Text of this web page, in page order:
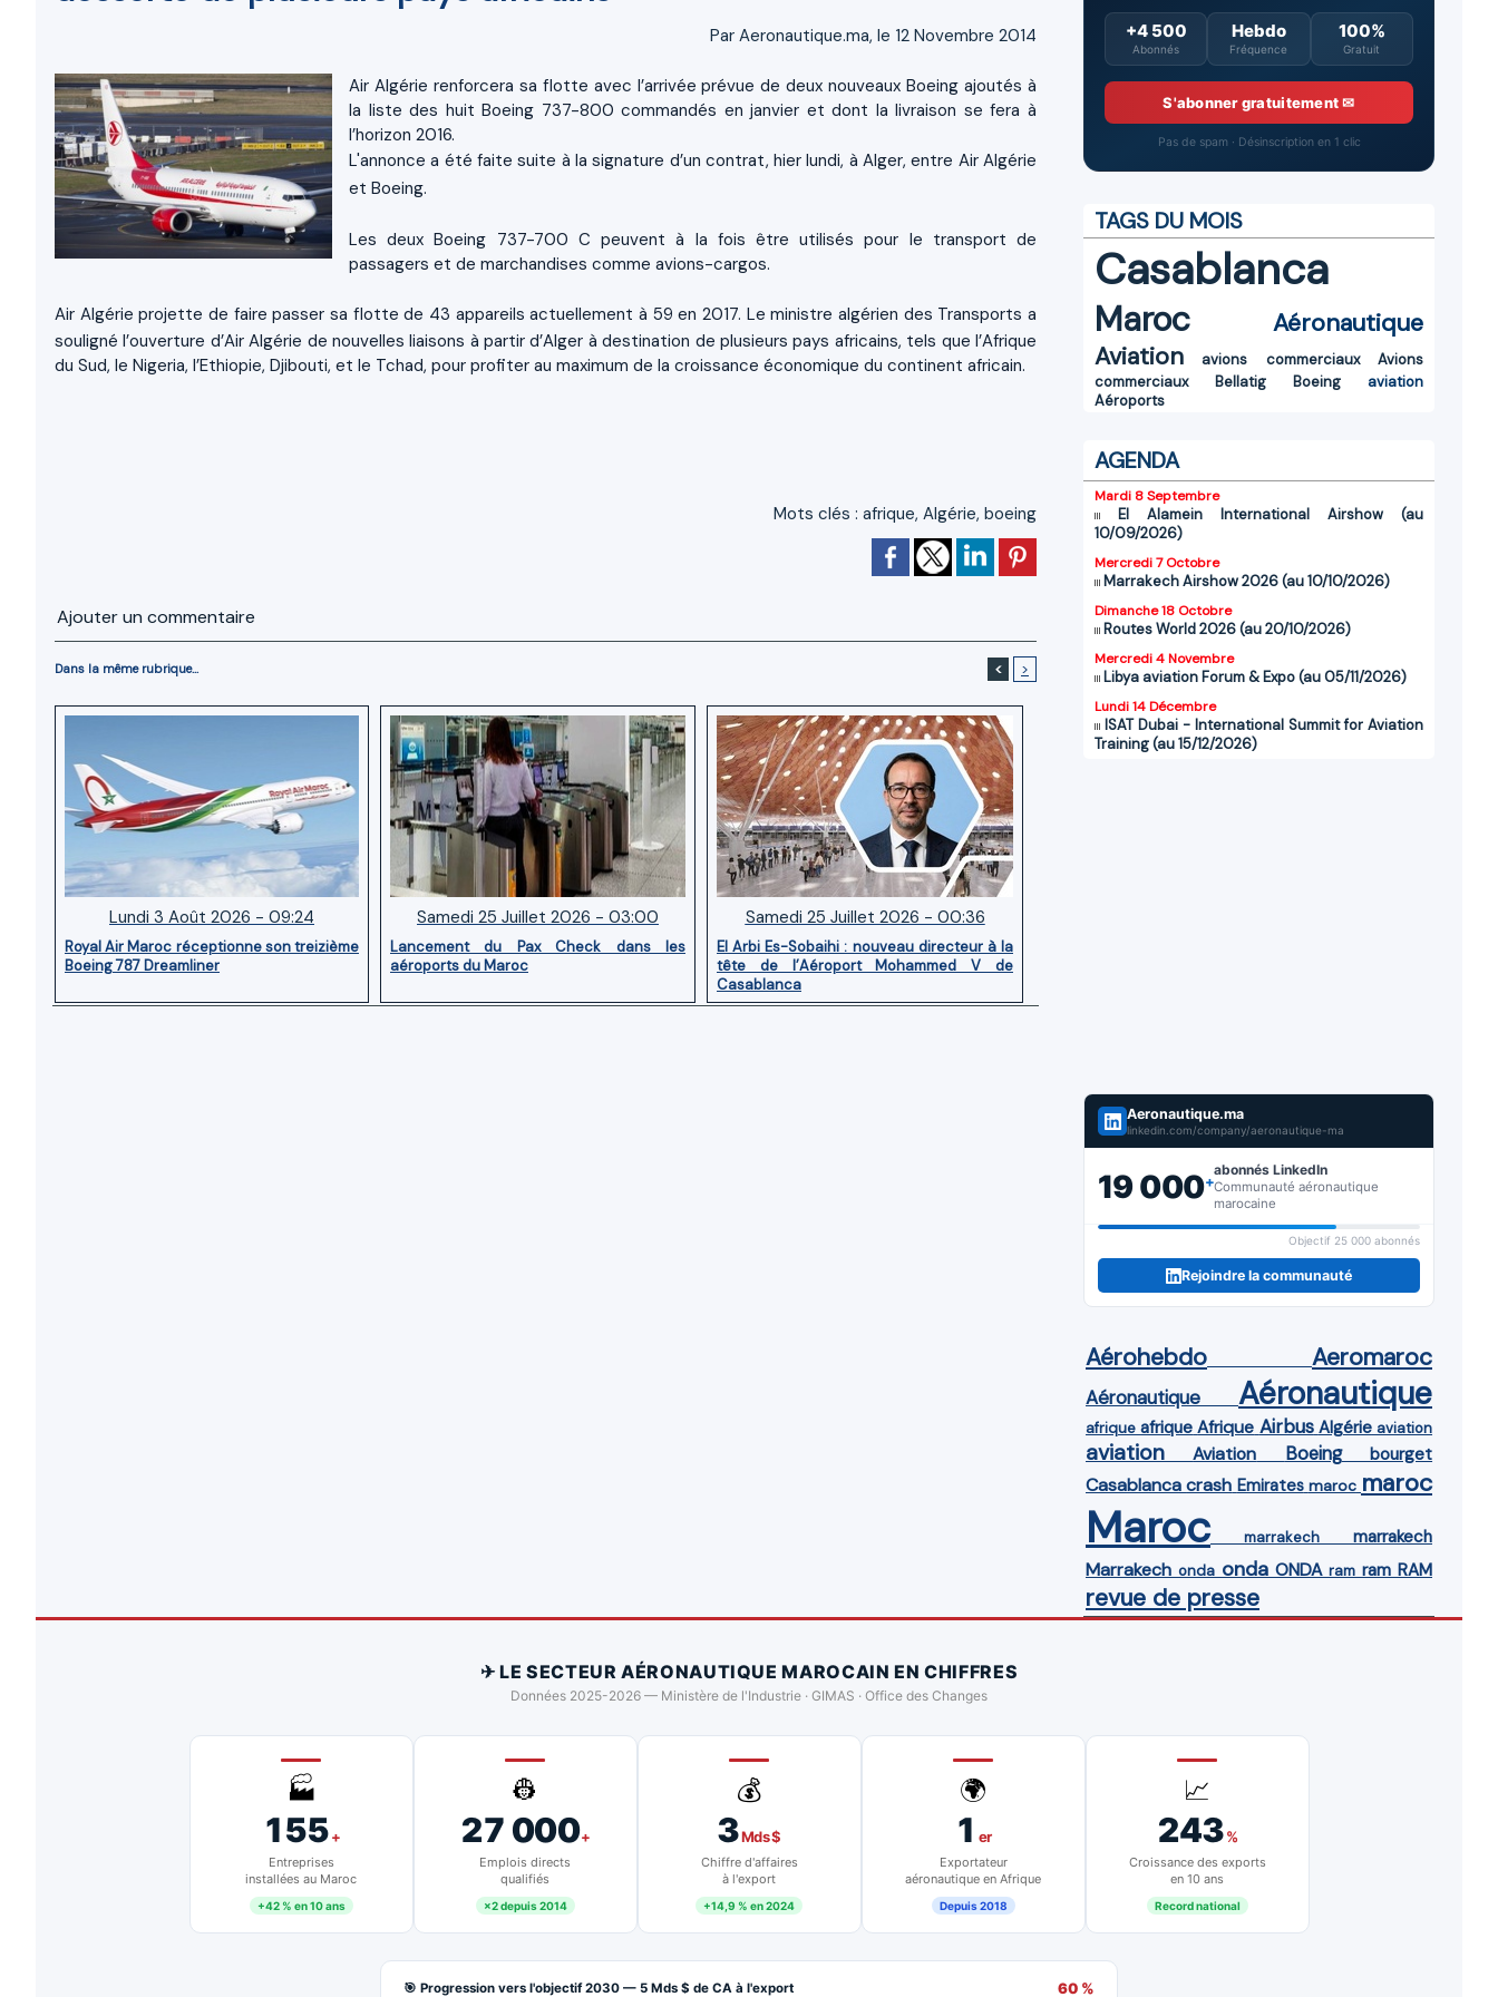
Par Aeronautique.ma, le 12 Novembre 2014
Air Algérie renforcera sa flotte avec l’arrivée prévue de deux nouveaux Boeing ajoutés à
la liste des huit Boeing 737-800 commandés en janvier et dont la livraison se fera à
l’horizon 2016.
L'annonce a été faite suite à la signature d’un contrat, hier lundi, à Alger, entre Air Algérie
et Boeing.
Les deux Boeing 737-700 C peuvent à la fois être utilisés pour le transport de
passagers et de marchandises comme avions-cargos.
Air Algérie projette de faire passer sa flotte de 43 appareilsactuellementà 59 en 2017. Le ministre algérien des Transports a
souligné l’ouverture d’Air Algérie de nouvelles liaisons à partir d’Alger à destination de plusieurs pays africains, tels que l’Afrique
du Sud, le Nigeria, l’Ethiopie, Djibouti, et le Tchad, pour profiter au maximum de la croissance économique du continent africain.
Mots clés : afrique, Algérie, boeing
Ajouter un commentaire
Dans la même rubrique... < >
Lundi 3 Août 2026 - 09:24
Royal Air Maroc réceptionne son treizième
Boeing 787 Dreamliner
Samedi 25 Juillet 2026 - 03:00
Lancement du Pax Check dans les
aéroports du Maroc
Samedi 25 Juillet 2026 - 00:36
El Arbi Es-Sobaihi : nouveau directeur à la
tête de l’Aéroport Mohammed V de
Casablanca
+4 500
Abonnés
Hebdo
Fréquence
100%
Gratuit
S'abonner gratuitement ✉
Pas de spam · Désinscription en 1 clic
TAGS DU MOIS
Casablanca
Maroc
Aéronautique
Aviation
avions commerciaux
Avions
commerciaux
Bellatig Boeing
aviation
Aéroports
AGENDA
Mardi 8 Septembre
El Alamein International Airshow (au
10/09/2026)
Mercredi 7 Octobre
Marrakech Airshow 2026 (au 10/10/2026)
Dimanche 18 Octobre
Routes World 2026 (au 20/10/2026)
Mercredi 4 Novembre
Libya aviation Forum & Expo (au 05/11/2026)
Lundi 14 Décembre
ISAT Dubai - International Summit for Aviation
Training (au 15/12/2026)
Aeronautique.ma
linkedin.com/company/aeronautique-ma
19 000+
abonnés LinkedIn
Communauté aéronautique
marocaine
Objectif 25 000 abonnés
Rejoindre la communauté
Aérohebdo Aeromaroc
Aéronautique Aéronautique
afrique afrique Afrique Airbus Algérie aviation
aviation Aviation Boeing bourget
Casablanca crash Emirates maroc maroc
Maroc marrakech marrakech
Marrakech onda onda ONDA ram ram RAM
revue de presse
✈ LE SECTEUR AÉRONAUTIQUE MAROCAIN EN CHIFFRES
Données 2025-2026 — Ministère de l'Industrie · GIMAS · Office des Changes
🏭
155+
Entreprises
installées au Maroc
+42 % en 10 ans
👷
27 000+
Emplois directs
qualifiés
×2 depuis 2014
💰
3Mds $
Chiffre d'affaires
à l'export
+14,9 % en 2024
🌍
1 er
Exportateur
aéronautique en Afrique
Depuis 2018
📈
243%
Croissance des exports
en 10 ans
Record national
🎯 Progression vers l'objectif 2030 — 5 Mds $ de CA à l'export 60 %